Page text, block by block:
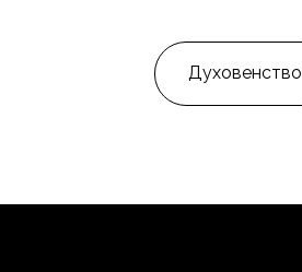
Духовенство